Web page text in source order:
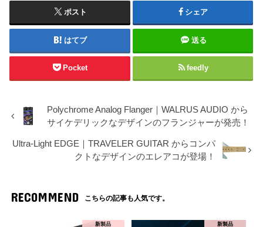
ポスト シェア
はてブ 送る
Pocket feedly
Polychrome Analog Flanger｜WALRUS AUDIO から
サイケデリックなデザインのフランジャーが発売！
Ultra-Light EDGE｜TRAVELER GUITAR からコンパ
クトなデザインのエレアコが登場！
RECOMMEND こちらの記事も人気です。
新製品 新製品